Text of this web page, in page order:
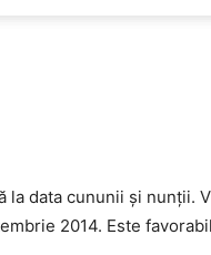
la data cununii și nunții.
2014. Este